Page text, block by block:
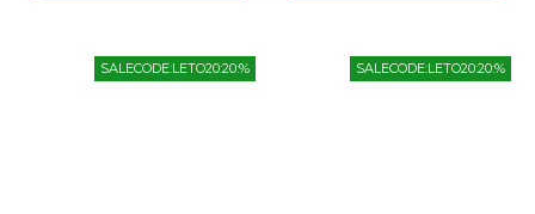
SALECODE:LETO20:20:% SALECODE:LETO20:20:%